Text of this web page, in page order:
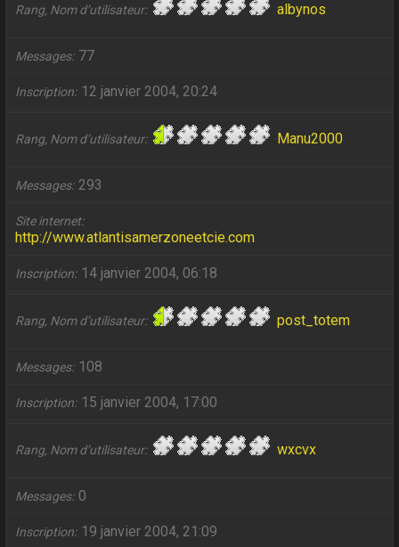
Rang, Nom d’utilisateur albynos
Messages 77
Inscription 12 janvier 2004, 20:24
Rang, Nom d’utilisateur Manu2000
Messages 293
Site internet
http://www.atlantisamerzoneetcie.com
Inscription 14 janvier 2004, 06:18
Rang, Nom d’utilisateur post_totem
Messages 108
Inscription 15 janvier 2004, 17:00
Rang, Nom d’utilisateur wxcvx
Messages 0
Inscription 19 janvier 2004, 21:09